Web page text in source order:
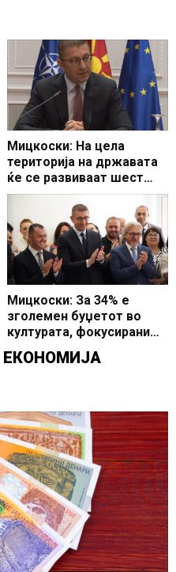
Мицкоски: На цела
територија на државата
ќе се развиваат шест
автопатски делници
Мицкоски: За 34% е
зголемен буџетот во
културата, фокусирани
капитални проекти
ЕКОНОМИЈА